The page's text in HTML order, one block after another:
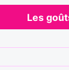
Les